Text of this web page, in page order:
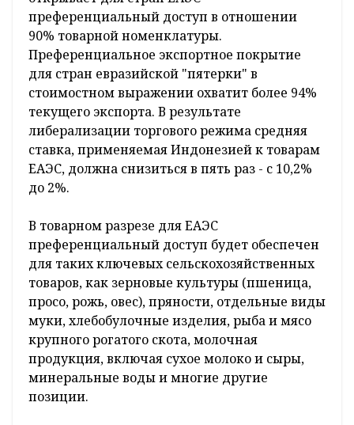
преференциальный доступ в отношении
90% товарной номенклатуры.
Преференциальное экспортное покрытие
для стран евразийской "пятерки" в
стоимостном выражении охватит более 94%
текущего экспорта. В результате
либерализации торгового режима средняя
ставка, применяемая Индонезией к товарам
ЕАЭС, должна снизиться в пять раз - с 10,2%
до 2%.
В товарном разрезе для ЕАЭС
преференциальный доступ будет обеспечен
для таких ключевых сельскохозяйственных
товаров, как зерновые культуры (пшеница,
просо, рожь, овес), пряности, отдельные виды
муки, хлебобулочные изделия, рыба и мясо
крупного рогатого скота, молочная
продукция, включая сухое молоко и сыры,
минеральные воды и многие другие
позиции.